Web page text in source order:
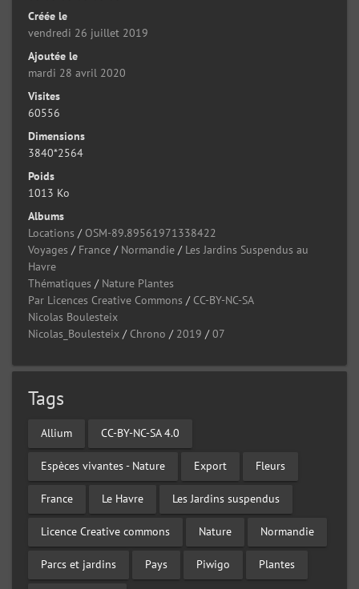
Créée le
vendredi 26 juillet 2019
Ajoutée le
mardi 28 avril 2020
Visites
60556
Dimensions
3840*2564
Poids
1013 Ko
Albums
Locations / OSM-89.89561971338422
Voyages / France / Normandie / Les Jardins Suspendus au
Havre
Thématiques / Nature Plantes
Par Licences Creative Commons / CC-BY-NC-SA
Nicolas Boulesteix
Nicolas_Boulesteix / Chrono / 2019 /07
Tags
Allium CC-BY-NC-SA 4.0
Espèces vivantes - Nature Export Fleurs
France Le Havre Les Jardins suspendus
Licence Creative commons Nature Normandie
Parcs et jardins Pays Piwigo Plantes